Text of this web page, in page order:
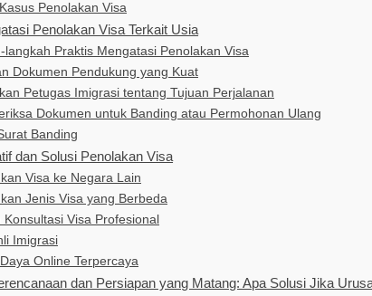
Kasus Penolakan Visa
Penolakan Visa Terkait Usia
langkah Praktis Mengatasi Penolakan Visa
Dokumen Pendukung yang Kuat
Petugas Imigrasi tentang Tujuan Perjalanan
Dokumen untuk Banding atau Permohonan Ulang
Banding
dan Solusi Penolakan Visa
Visa ke Negara Lain
Jenis Visa yang Berbeda
Konsultasi Visa Profesional
Imigrasi
Online Terpercaya
dan Persiapan yang Matang: Apa Solusi Jika